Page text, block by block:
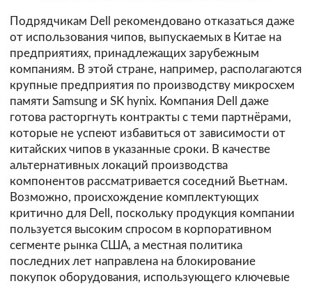
Подрядчикам Dell рекомендовано отказаться даже
от использования чипов, выпускаемых в Китае на
предприятиях, принадлежащих зарубежным
компаниям. В этой стране, например, располагаются
крупные предприятия по производству микросхем
памяти Samsung и SK hynix. Компания Dell даже
готова расторгнуть контракты с теми партнёрами,
которые не успеют избавиться от зависимости от
китайских чипов в указанные сроки. В качестве
альтернативных локаций производства
компонентов рассматривается соседний Вьетнам.
Возможно, происхождение комплектующих
критично для Dell, поскольку продукция компании
пользуется высоким спросом в корпоративном
сегменте рынка США, а местная политика
последних лет направлена на блокирование
покупок оборудования, использующего ключевые